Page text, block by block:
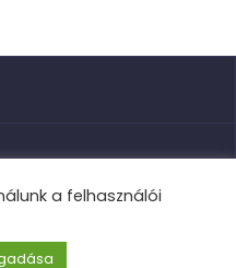
a felhasználói